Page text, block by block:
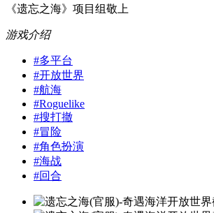
《遗忘之海》项目组敬上
游戏介绍
#多平台
#开放世界
#航海
#Roguelike
#搜打撤
#冒险
#角色扮演
#海战
#回合